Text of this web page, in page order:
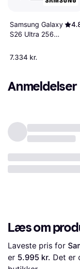
Samsung Galaxy
S26 Ultra 256GB
7.334 kr.
Anmeldelser
Læs om
Laveste pris for
er 5.995 kr. Det er